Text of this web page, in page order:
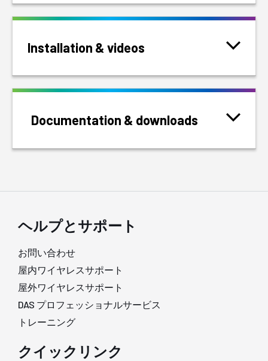
Installation & videos
Documentation & downloads
ヘルプとサポート
お問い合わせ
屋内ワイヤレスサポート
屋外ワイヤレスサポート
DAS プロフェッショナルサービス
トレーニング
クイックリンク